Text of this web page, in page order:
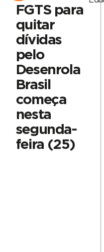
FGTS para
quitar
dívidas
pelo
Desenrola
Brasil
começa
nesta
segunda-
feira (25)